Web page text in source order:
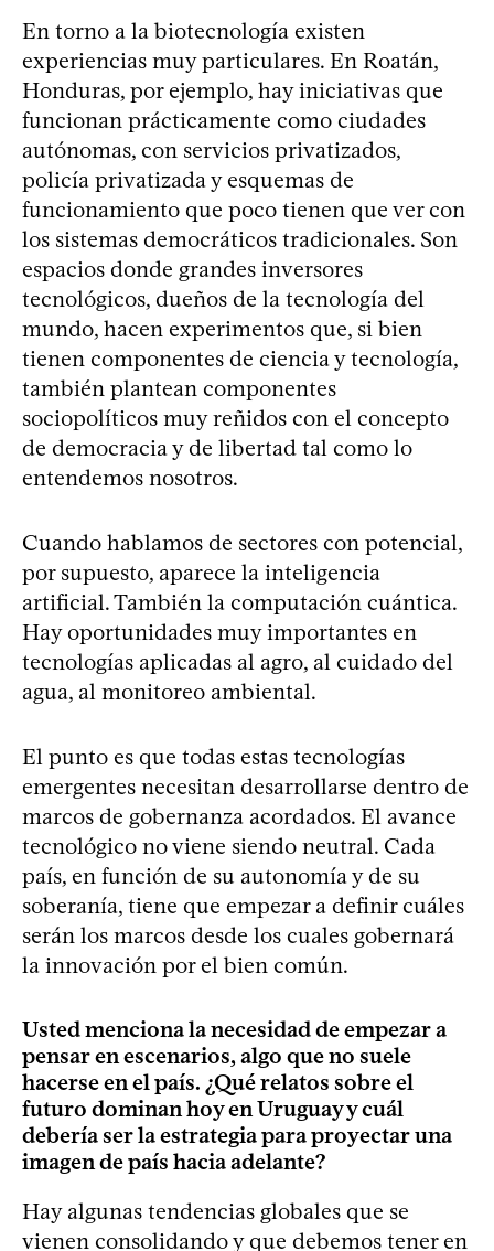
En torno a la biotecnología existen
experiencias muy particulares. En Roatán,
Honduras, por ejemplo, hay iniciativas que
funcionan prácticamente como ciudades
autónomas, con servicios privatizados,
policía privatizada y esquemas de
funcionamiento que poco tienen que ver con
los sistemas democráticos tradicionales. Son
espacios donde grandes inversores
tecnológicos, dueños de la tecnología del
mundo, hacen experimentos que, si bien
tienen componentes de ciencia y tecnología,
también plantean componentes
sociopolíticos muy reñidos con el concepto
de democracia y de libertad tal como lo
entendemos nosotros.
Cuando hablamos de sectores con potencial,
por supuesto, aparece la inteligencia
artificial. También la computación cuántica.
Hay oportunidades muy importantes en
tecnologías aplicadas al agro, al cuidado del
agua, al monitoreo ambiental.
El punto es que todas estas tecnologías
emergentes necesitan desarrollarse dentro de
marcos de gobernanza acordados. El avance
tecnológico no viene siendo neutral. Cada
país, en función de su autonomía y de su
soberanía, tiene que empezar a definir cuáles
serán los marcos desde los cuales gobernará
la innovación por el bien común.
Usted menciona la necesidad de empezar a
pensar en escenarios, algo que no suele
hacerse en el país. ¿Qué relatos sobre el
futuro dominan hoy en Uruguay y cuál
debería ser la estrategia para proyectar una
imagen de país hacia adelante?
Hay algunas tendencias globales que se
vienen consolidando y que debemos tener en